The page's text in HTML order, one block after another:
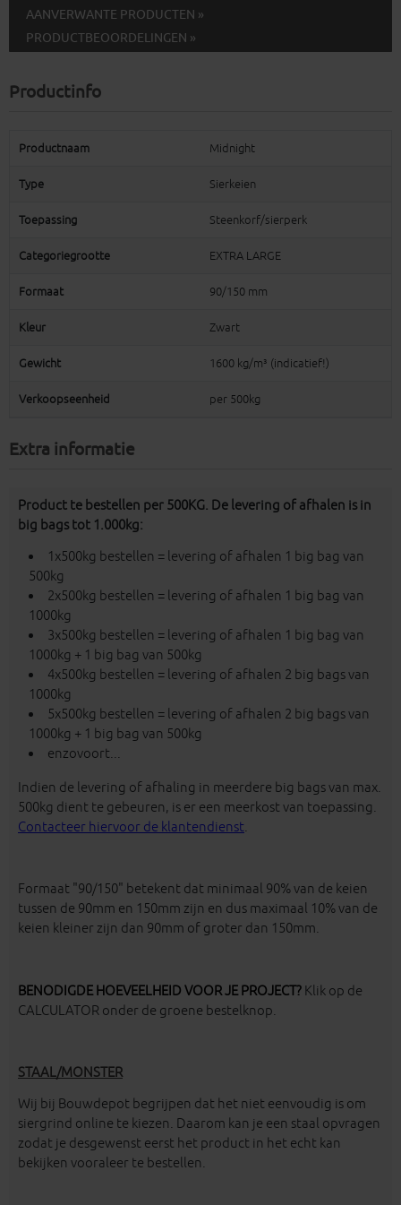
AANVERWANTE PRODUCTEN »
PRODUCTBEOORDELINGEN »
Productinfo
Productnaam Midnight
Type Sierkeien
Toepassing Steenkorf/sierperk
Categoriegrootte EXTRA LARGE
Formaat 90/150 mm
Kleur Zwart
Gewicht 1600 kg/m³ (indicatief!)
Verkoopseenheid per 500kg
Extra informatie
Product te bestellen per 500KG. De levering of afhalen is in
big bags tot 1.000kg:
1x500kg bestellen = levering of afhalen 1 big bag van
500kg
2x500kg bestellen = levering of afhalen 1 big bag van
1000kg
3x500kg bestellen = levering of afhalen 1 big bag van
1000kg + 1 big bag van 500kg
4x500kg bestellen = levering of afhalen 2 big bags van
1000kg
5x500kg bestellen = levering of afhalen 2 big bags van
1000kg + 1 big bag van 500kg
enzovoort...
Indien de levering of afhaling in meerdere big bags van max.
500kg dient te gebeuren, is er een meerkost van toepassing.
Contacteer hiervoor de klantendienst.
Formaat "90/150" betekent dat minimaal 90% van de keien
tussen de 90mm en 150mm zijn en dus maximaal 10% van de
keien kleiner zijn dan 90mm of groter dan 150mm.
BENODIGDE HOEVEELHEID VOOR JE PROJECT? Klik op de
CALCULATOR onder de groene bestelknop.
STAAL/MONSTER
Wij bij Bouwdepot begrijpen dat het niet eenvoudig is om
siergrind online te kiezen. Daarom kan je een staal opvragen
zodat je desgewenst eerst het product in het echt kan
bekijken vooraleer te bestellen.